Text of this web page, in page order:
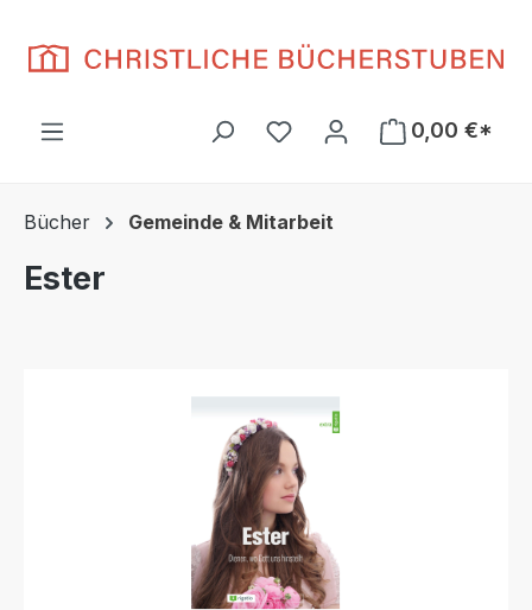
Du hast 0 Produkte auf
0,00 €*
Bücher Gemeinde & Mitarbeit
Ester